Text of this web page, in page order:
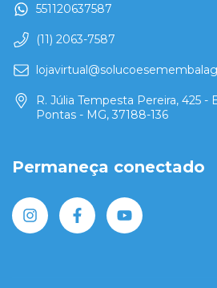
551120637587
(11) 2063-7587
R. Júlia Tempesta Pereira, 425 -
Pontas - MG, 37188-136
Permaneça conectado